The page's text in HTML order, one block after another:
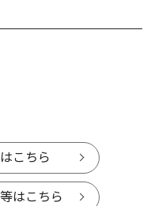
こちら
はこちら